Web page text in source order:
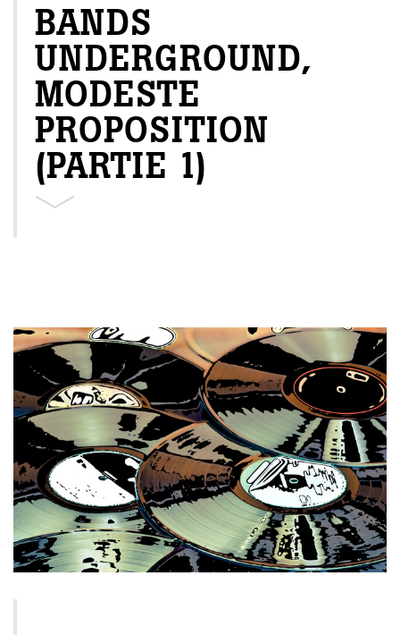
BANDS
UNDERGROUND,
MODESTE
PROPOSITION
(PARTIE 1)